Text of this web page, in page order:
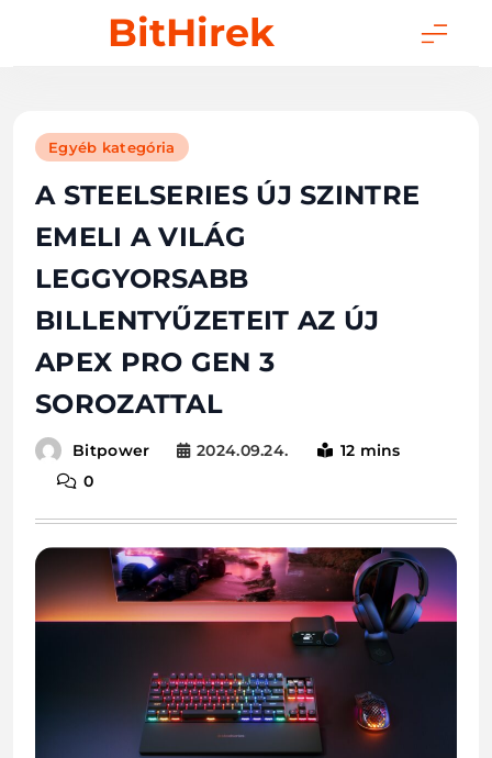
BitHirek
Egyéb kategória
A STEELSERIES ÚJ SZINTRE
EMELI A VILÁG
LEGGYORSABB
BILLENTYŰZETEIT AZ ÚJ
APEX PRO GEN 3
SOROZATTAL
Bitpower 2024.09.24.
12 mins
0